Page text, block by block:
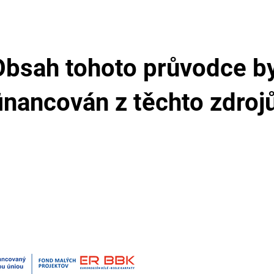
tohoto průvodce
z těchto